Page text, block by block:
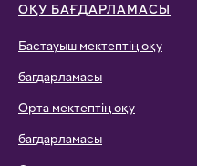
ОҚУ БАҒДАРЛАМАСЫ
Бастауыш мектептің оқу
бағдарламасы
Орта мектептің оқу
бағдарламасы